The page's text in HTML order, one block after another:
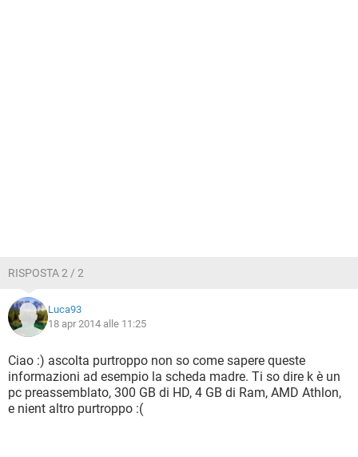
RISPOSTA 2 / 2
Luca93
18 apr 2014 alle 11:25
Ciao :) ascolta purtroppo non so come sapere queste
informazioni ad esempio la scheda madre. Ti so dire k è un
pc preassemblato, 300 GB di HD, 4 GB di Ram, AMD Athlon,
e nient altro purtroppo :(